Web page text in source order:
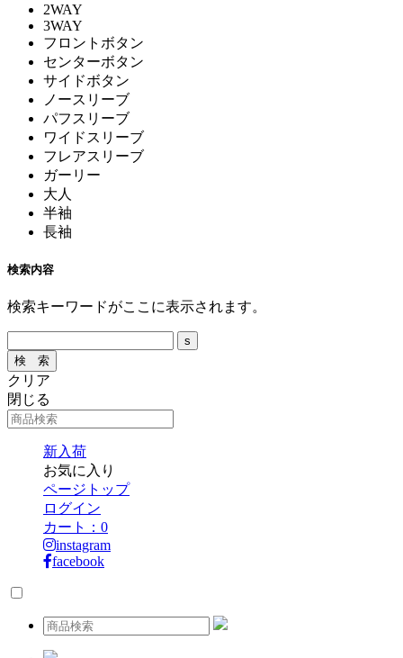
2WAY
3WAY
フロントボタン
センターボタン
サイドボタン
ノースリーブ
パフスリーブ
ワイドスリーブ
フレアスリーブ
ガーリー
大人
半袖
長袖
検索内容
検索キーワードがここに表示されます。
クリア
閉じる
新入荷
お気に入り
ページトップ
ログイン
カート： 0
instagram
facebook